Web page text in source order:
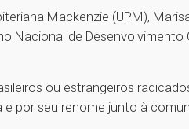
Mackenzie (UPM),
Nacional de Desenvolvimento
ou estrangeiros
por seu renome junto à